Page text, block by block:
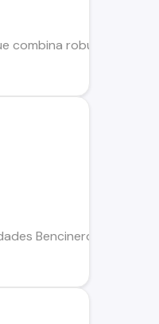
combina robustez y
Bencinero Sistema